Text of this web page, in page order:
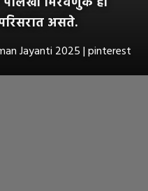
असते.
Jayanti 2025 | pinterest